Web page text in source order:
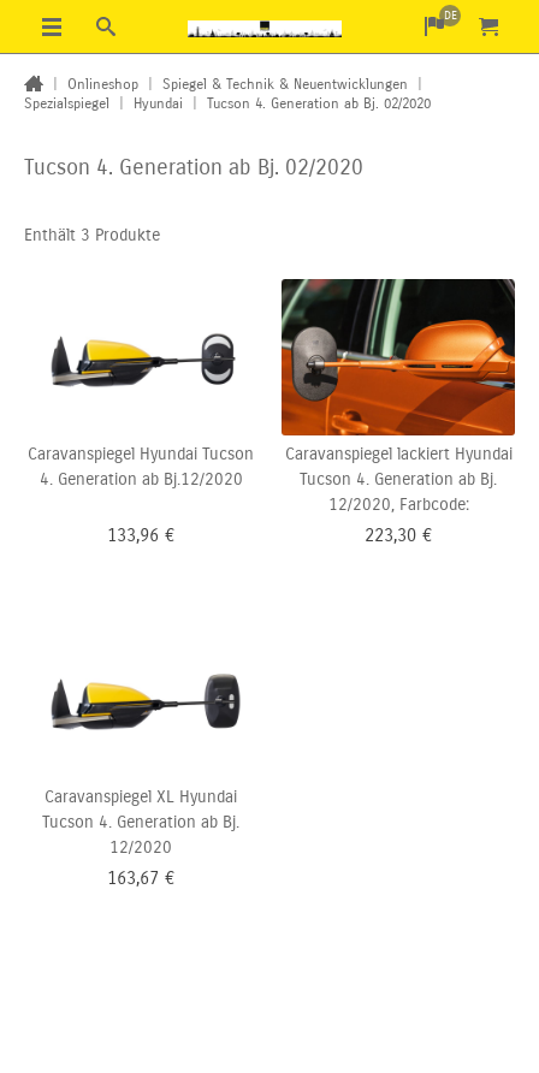
DE
Onlineshop Spiegel & Technik & Neuentwicklungen
Spezialspiegel
Hyundai Tucson 4. Generation ab Bj. 02/2020
Tucson 4. Generation ab Bj. 02/2020
Enthält 3 Produkte
Caravanspiegel Hyundai Tucson
4. Generation ab Bj.12/2020
133,96 €
Caravanspiegel lackiert Hyundai
Tucson 4. Generation ab Bj.
12/2020, Farbcode:
223,30 €
Caravanspiegel XL Hyundai
Tucson 4. Generation ab Bj.
12/2020
163,67 €